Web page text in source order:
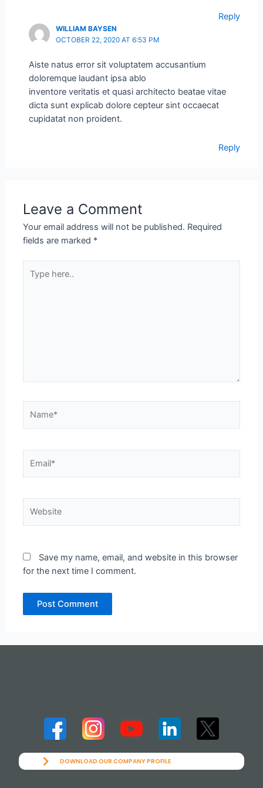
Reply
WILLIAM BAYSEN
OCTOBER 22, 2020 AT 6:53 PM
Aiste natus error sit voluptatem accusantium
doloremque laudant ipsa ablo
inventore veritatis et quasi architecto beatae vitae
dicta sunt explicab dolore cepteur sint occaecat
cupidatat non proident.
Reply
Leave a Comment
Your email address will not be published. Required
fields are marked *
here..
Save my name, email, and website in this browser
for the next time I comment.
DOWNLOAD OUR COMPANY PROFILE